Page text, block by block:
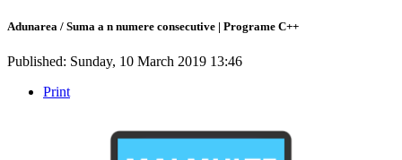
Adunarea / Suma a n numere consecutive | Programe C++
Published: Sunday, 10 March 2019 13:46
Print